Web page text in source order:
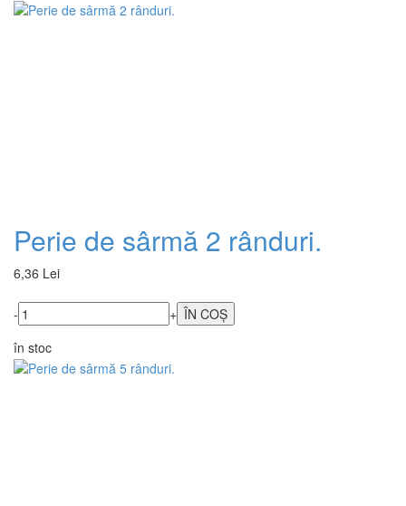
Perie de sârmă 2 rânduri.
6,36 Lei
-
+
în stoc